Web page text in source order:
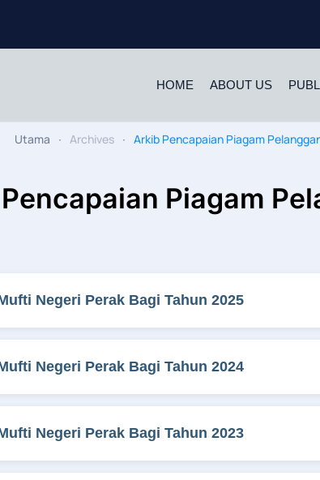
HOME
ABOUT US
Utama Archives Arkib Pencapaian Piagam
Piagam
Negeri Perak Bagi Tahun 2025
Negeri Perak Bagi Tahun 2024
Negeri Perak Bagi Tahun 2023